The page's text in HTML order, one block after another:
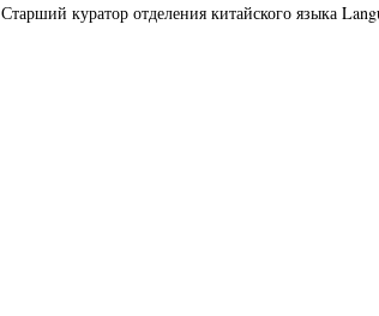
Старший куратор отделения китайского языка